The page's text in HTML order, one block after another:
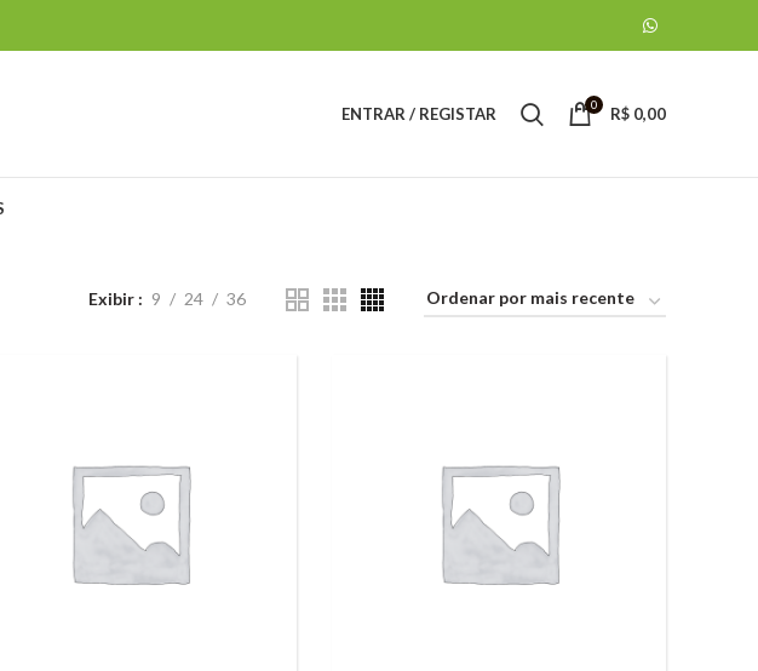
ENTRAR / REGISTAR 0 R$ 0,00
Exibir 9 24 36